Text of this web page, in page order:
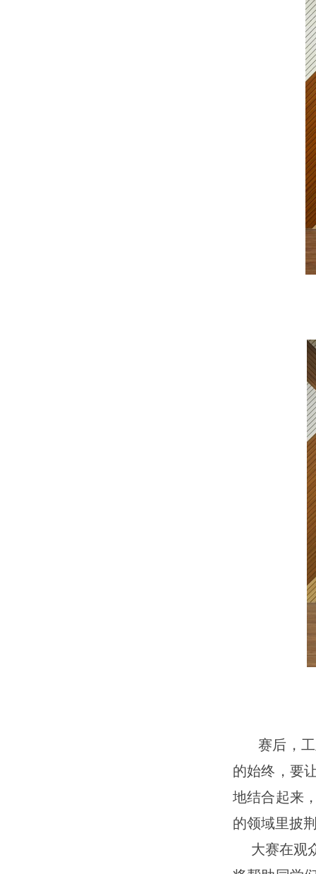
赛后，
的始终，要
地结合起来
的领域里披
大赛在观